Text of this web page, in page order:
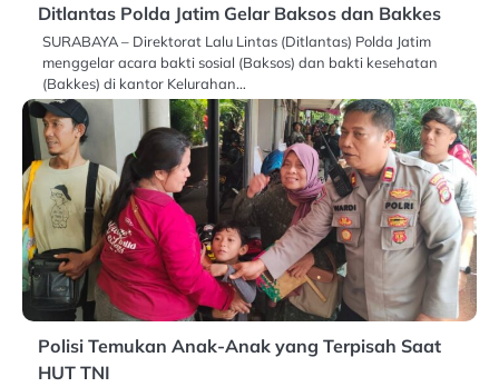
Ditlantas Polda Jatim Gelar Baksos dan Bakkes
SURABAYA – Direktorat Lalu Lintas (Ditlantas) Polda Jatim
menggelar acara bakti sosial (Baksos) dan bakti kesehatan
(Bakkes) di kantor Kelurahan…
Polisi Temukan Anak-Anak yang Terpisah Saat
HUT TNI